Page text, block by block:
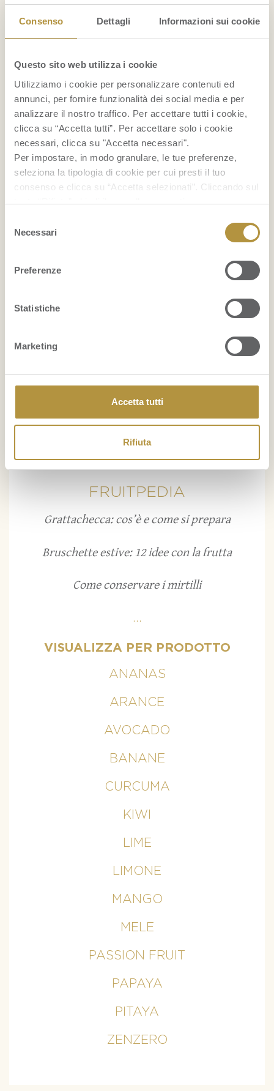
Consenso Dettagli Informazioni sui cookie
Questo sito web utilizza i cookie
Utilizziamo i cookie per personalizzare contenuti ed
annunci, per fornire funzionalità dei social media e per
analizzare il nostro traffico. Per accettare tutti i cookie,
clicca su “Accetta tutti”. Per accettare solo i cookie
necessari, clicca su "Accetta necessari".
Per impostare, in modo granulare, le tue preferenze,
seleziona la tipologia di cookie per cui presti il tuo
consenso e clicca su “Accetta selezionati”. Cliccando sul
tasto “Rifiuta” chiudi il pannello per continuare senza
Se vuoi saperne di più clicca
per accedere alla
delNecessari
Preferenze
Statistiche
Marketing
Accetta tutti
Rifiuta
RICETTE
Cocktail con ananas
Smoothie bowl
...
BENESSERE
Il mangostano: un ottimo alleato delle donne
nella lotta contro la cellulite
Maschera per capelli con avocado e olio di cocco:
nutrimento e idratazione
...
FRUITPEDIA
Grattachecca: cos’è e come si prepara
Bruschette estive: 12 idee con la frutta
Come conservare i mirtilli
...
VISUALIZZA PER PRODOTTO
ANANAS
ARANCE
AVOCADO
BANANE
CURCUMA
KIWI
LIME
LIMONE
MANGO
MELE
PASSION FRUIT
PAPAYA
PITAYA
ZENZERO